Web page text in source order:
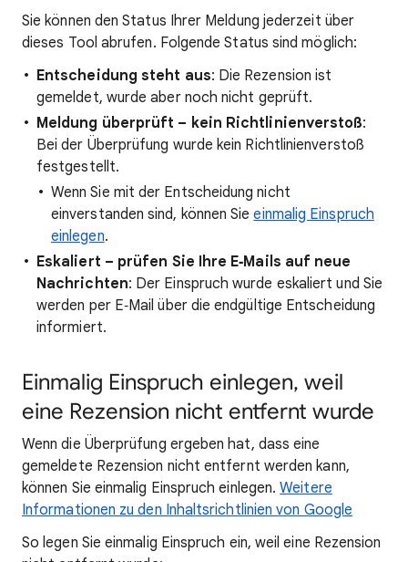
Sie können den Status Ihrer Meldung jederzeit über
dieses Tool abrufen. Folgende Status sind möglich:
Entscheidung steht aus: Die Rezension ist
gemeldet, wurde aber noch nicht geprüft.
Meldung überprüft – kein Richtlinienverstoß:
Bei der Überprüfung wurde kein Richtlinienverstoß
festgestellt.
Wenn Sie mit der Entscheidung nicht
einverstanden sind, können Sieeinmalig Einspruch
einlegen.
Eskaliert – prüfen Sie Ihre E‑Mails auf neue
Nachrichten: Der Einspruch wurde eskaliert und Sie
werden per E‑Mail über die endgültige Entscheidung
informiert.
Einmalig Einspruch einlegen, weil
eine Rezension nicht entfernt wurde
Wenn die Überprüfung ergeben hat, dass eine
gemeldete Rezension nicht entfernt werden kann,
können Sie einmalig Einspruch einlegen.Weitere
Informationen zu den Inhaltsrichtlinien von Google
So legen Sie einmalig Einspruch ein, weil eine Rezension